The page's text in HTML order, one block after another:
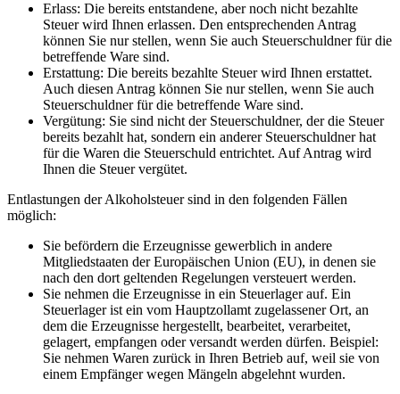
Erlass: Die bereits entstandene, aber noch nicht bezahlte
Steuer wird Ihnen erlassen. Den entsprechenden Antrag
können Sie nur stellen, wenn Sie auch Steuerschuldner für die
betreffende Ware sind.
Erstattung: Die bereits bezahlte Steuer wird Ihnen erstattet.
Auch diesen Antrag können Sie nur stellen, wenn Sie auch
Steuerschuldner für die betreffende Ware sind.
Vergütung: Sie sind nicht der Steuerschuldner, der die Steuer
bereits bezahlt hat, sondern ein anderer Steuerschuldner hat
für die Waren die Steuerschuld entrichtet. Auf Antrag wird
Ihnen die Steuer vergütet.
Entlastungen der Alkoholsteuer sind in den folgenden Fällen
möglich:
Sie befördern die Erzeugnisse gewerblich in andere
Mitgliedstaaten der Europäischen Union (EU), in denen sie
nach den dort geltenden Regelungen versteuert werden.
Sie nehmen die Erzeugnisse in ein Steuerlager auf. Ein
Steuerlager ist ein vom Hauptzollamt zugelassener Ort, an
dem die Erzeugnisse hergestellt, bearbeitet, verarbeitet,
gelagert, empfangen oder versandt werden dürfen. Beispiel:
Sie nehmen Waren zurück in Ihren Betrieb auf, weil sie von
einem Empfänger wegen Mängeln abgelehnt wurden.